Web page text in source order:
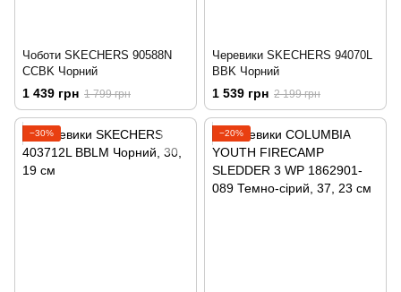
Чоботи SKECHERS 90588N
CCBK Чорний
1 439 грн 1 799 грн
Черевики SKECHERS 94070L
BBK Чорний
1 539 грн 2 199 грн
−30% −20%